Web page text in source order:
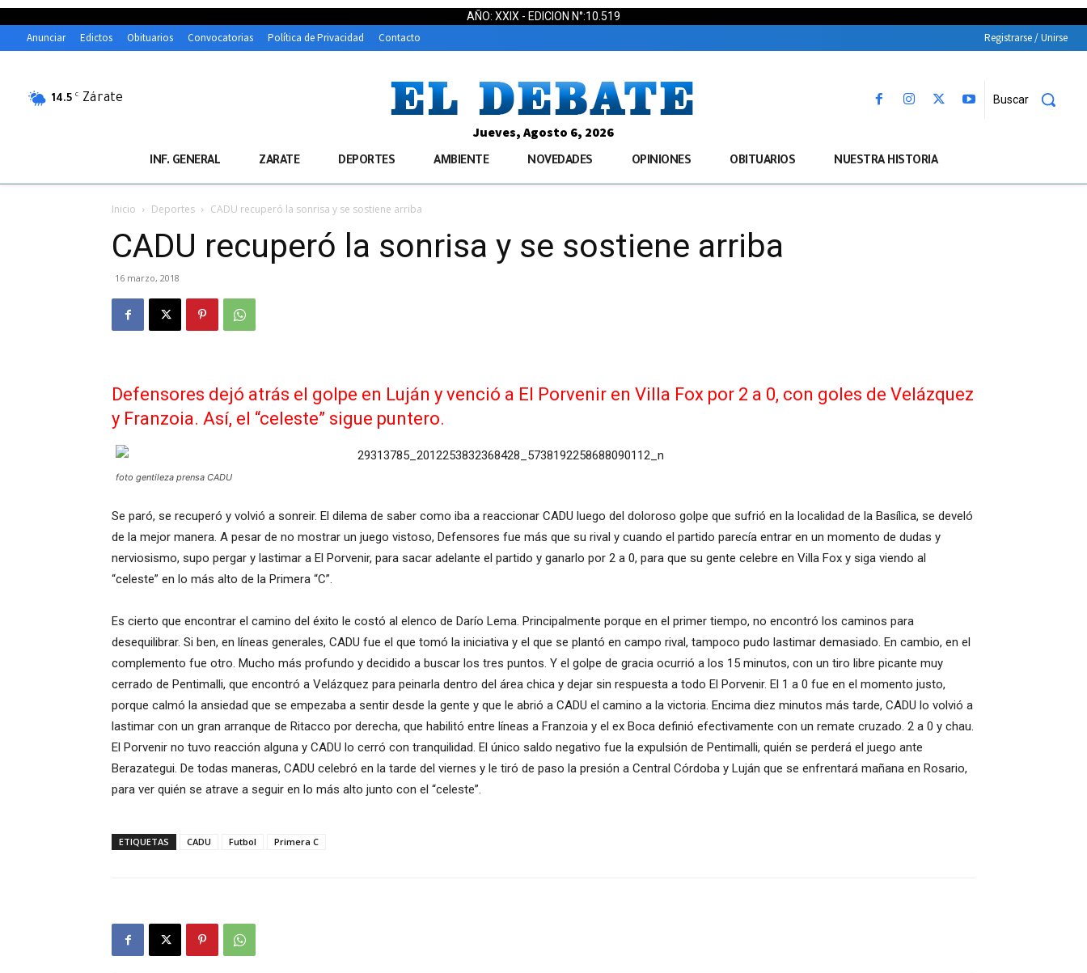
AÑO: XXIX - EDICION N°:10.519
Anunciar Edictos Obituarios Convocatorias Política de Privacidad Contacto Registrarse / Unirse
14.5 C Zárate Buscar
Jueves, Agosto 6, 2026
INF. GENERAL ZARATE DEPORTES AMBIENTE NOVEDADES OPINIONES OBITUARIOS NUESTRA HISTORIA
Inicio Deportes CADU recuperó la sonrisa y se sostiene arriba
CADU recuperó la sonrisa y se sostiene arriba
16 marzo, 2018
Defensores dejó atrás el golpe en Luján y venció a El Porvenir en Villa Fox por 2 a 0, con goles de Velázquez
y Franzoia. Así, el “celeste” sigue puntero.
foto gentileza prensa CADU
Se paró, se recuperó y volvió a sonreir. El dilema de saber como iba a reaccionar CADU luego del doloroso golpe que sufrió en la localidad de la Basílica, se develó
de la mejor manera. A pesar de no mostrar un juego vistoso, Defensores fue más que su rival y cuando el partido parecía entrar en un momento de dudas y
nerviosismo, supo pergar y lastimar a El Porvenir, para sacar adelante el partido y ganarlo por 2 a 0, para que su gente celebre en Villa Fox y siga viendo al
“celeste” en lo más alto de la Primera “C”.
Es cierto que encontrar el camino del éxito le costó al elenco de Darío Lema. Principalmente porque en el primer tiempo, no encontró los caminos para
desequilibrar. Si ben, en líneas generales, CADU fue el que tomó la iniciativa y el que se plantó en campo rival, tampoco pudo lastimar demasiado. En cambio, en el
complemento fue otro. Mucho más profundo y decidido a buscar los tres puntos. Y el golpe de gracia ocurrió a los 15 minutos, con un tiro libre picante muy
cerrado de Pentimalli, que encontró a Velázquez para peinarla dentro del área chica y dejar sin respuesta a todo El Porvenir. El 1 a 0 fue en el momento justo,
porque calmó la ansiedad que se empezaba a sentir desde la gente y que le abrió a CADU el camino a la victoria. Encima diez minutos más tarde, CADU lo volvió a
lastimar con un gran arranque de Ritacco por derecha, que habilitó entre líneas a Franzoia y el ex Boca definió efectivamente con un remate cruzado. 2 a 0 y chau.
El Porvenir no tuvo reacción alguna y CADU lo cerró con tranquilidad. El único saldo negativo fue la expulsión de Pentimalli, quién se perderá el juego ante
Berazategui. De todas maneras, CADU celebró en la tarde del viernes y le tiró de paso la presión a Central Córdoba y Luján que se enfrentará mañana en Rosario,
para ver quién se atrave a seguir en lo más alto junto con el “celeste”.
ETIQUETAS CADU Futbol Primera C